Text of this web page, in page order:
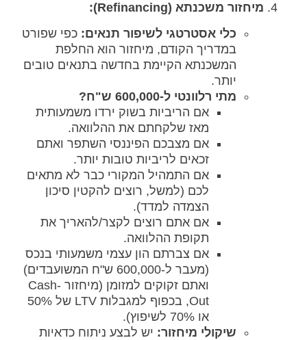
מיחזור משכנתא (Refinancing):
כלי אסטרטגי לשיפור תנאים: כפי שפורט
במדריך הקודם, מיחזור הוא החלפת
המשכנתא הקיימת בחדשה בתנאים טובים
יותר.
מתי רלוונטי ל-600,000 ש"ח?
אם הריביות בשוק ירדו משמעותית
מאז שלקחתם את ההלוואה.
אם מצבכם הפיננסי השתפר ואתם
זכאים לריביות טובות יותר.
אם התמהיל המקורי כבר לא מתאים
לכם (למשל, רוצים להקטין סיכון
הצמדה למדד).
אם אתם רוצים לקצר/להאריך את
תקופת ההלוואה.
אם צברתם הון עצמי משמעותי בנכס
(מעבר ל-600,000 ש"ח המשועבדים)
ואתם זקוקים למזומן (מיחזור Cash-
Out, בכפוף למגבלות LTV של 50%
או 70% לשיפוץ).
שיקולי מיחזור: יש לבצע ניתוח כדאיות